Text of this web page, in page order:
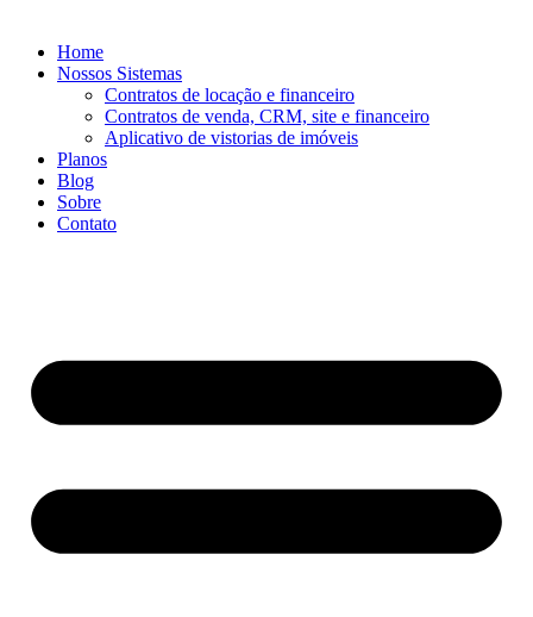
Home
Nossos Sistemas
Contratos de locação e financeiro
Contratos de venda, CRM, site e financeiro
Aplicativo de vistorias de imóveis
Planos
Blog
Sobre
Contato